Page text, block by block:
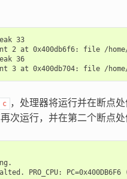
33
2 at 0x400db6f6: file /
36
c ，处理器将运行并在断点
次运行，并在第二个断点
PRO_CPU: